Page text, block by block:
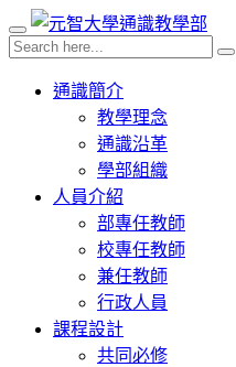
通識簡介
教學理念
通識沿革
學部組織
人員介紹
部專任教師
校專任教師
兼任教師
行政人員
課程設計
共同必修